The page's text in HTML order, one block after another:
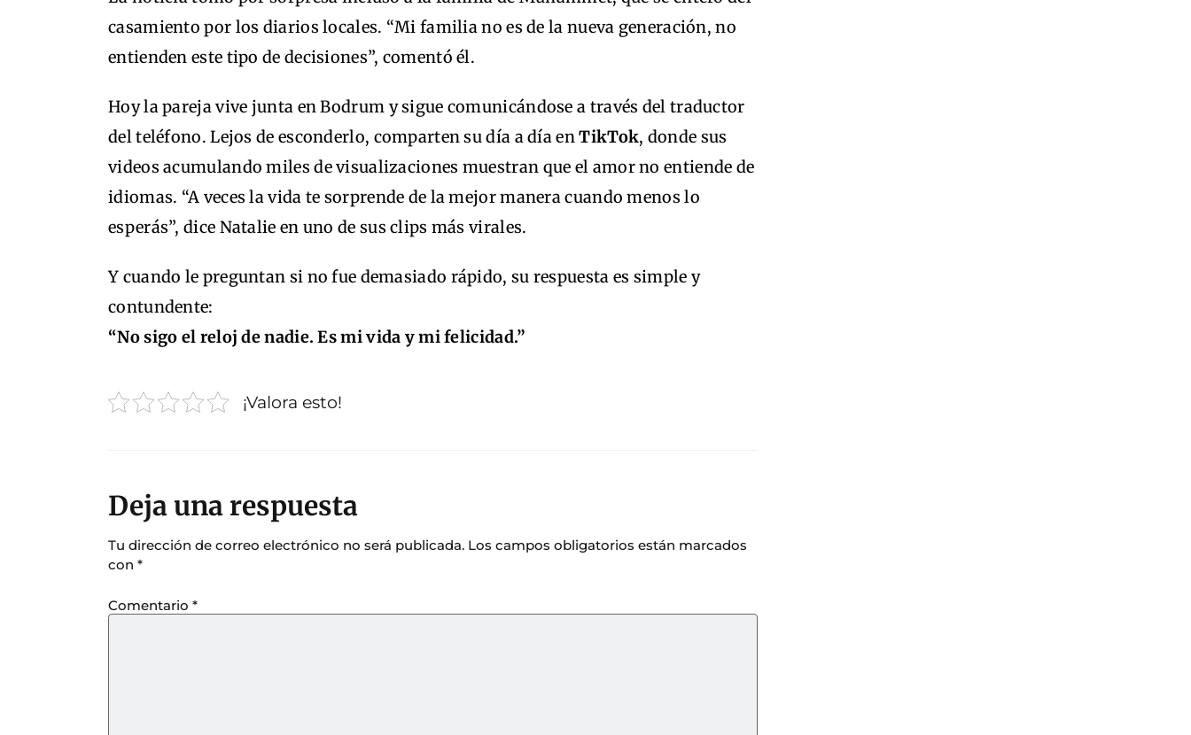
casamiento por los diarios locales. “Mi familia no es de la nueva generación, no
entienden este tipo de decisiones”, comentó él.
Hoy la pareja vive junta en Bodrum y sigue comunicándose a través del traductor
del teléfono. Lejos de esconderlo, comparten su día a día enTikTok, donde sus
videos acumulando miles de visualizaciones muestran que el amor no entiende de
idiomas. “A veces la vida te sorprende de la mejor manera cuando menos lo
esperás”, dice Natalie en uno de sus clips más virales.
Y cuando le preguntan si no fue demasiado rápido, su respuesta es simple y
contundente:
“No sigo el reloj de nadie. Es mi vida y mi felicidad.”
¡Valora esto!
Deja una respuesta
Tu dirección de correo electrónico no será publicada. Los campos obligatorios están marcados
con *
Comentario *